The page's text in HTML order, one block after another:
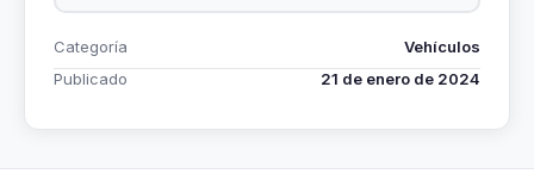
Categoría
Vehículos
Publicado
21 de enero de 2024